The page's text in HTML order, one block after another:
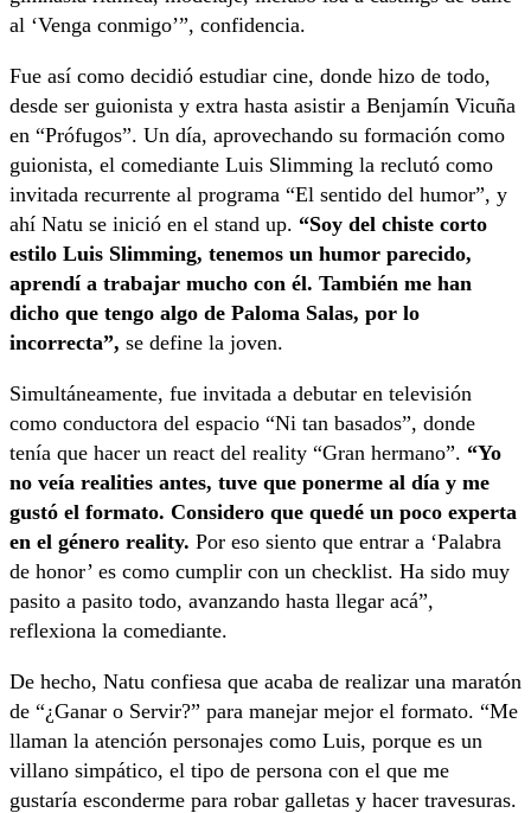
al ‘Venga conmigo’”, confidencia.
Fue así como decidió estudiar cine, donde hizo de todo,
desde ser guionista y extra hasta asistir a Benjamín Vicuña
en “Prófugos”. Un día, aprovechando su formación como
guionista, el comediante Luis Slimming la reclutó como
invitada recurrente al programa “El sentido del humor”, y
ahí Natu se inició en el stand up. “Soy del chiste corto
estilo Luis Slimming, tenemos un humor parecido,
aprendí a trabajar mucho con él. También me han
dicho que tengo algo de Paloma Salas, por lo
incorrecta”, se define la joven.
Simultáneamente, fue invitada a debutar en televisión
como conductora del espacio “Ni tan basados”, donde
tenía que hacer un react del reality “Gran hermano”. “Yo
no veía realities antes, tuve que ponerme al día y me
gustó el formato. Considero que quedé un poco experta
en el género reality. Por eso siento que entrar a ‘Palabra
de honor’ es como cumplir con un checklist. Ha sido muy
pasito a pasito todo, avanzando hasta llegar acá”,
reflexiona la comediante.
De hecho, Natu confiesa que acaba de realizar una maratón
de “¿Ganar o Servir?” para manejar mejor el formato. “Me
llaman la atención personajes como Luis, porque es un
villano simpático, el tipo de persona con el que me
gustaría esconderme para robar galletas y hacer travesuras.